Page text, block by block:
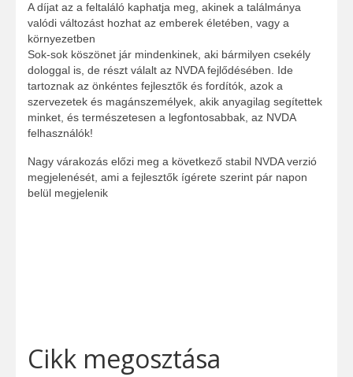
A díjat az a feltaláló kaphatja meg, akinek a találmánya
valódi változást hozhat az emberek életében, vagy a
környezetben
Sok-sok köszönet jár mindenkinek, aki bármilyen csekély
dologgal is, de részt válalt az NVDA fejlődésében. Ide
tartoznak az önkéntes fejlesztők és fordítók, azok a
szervezetek és magánszemélyek, akik anyagilag segítettek
minket, és természetesen a legfontosabbak, az NVDA
felhasználók!
Nagy várakozás előzi meg a következő stabil NVDA verzió
megjelenését, ami a fejlesztők ígérete szerint pár napon
belül megjelenik
Cikk megosztása